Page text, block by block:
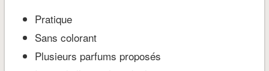
Pratique
Sans colorant
Plusieurs parfums proposés